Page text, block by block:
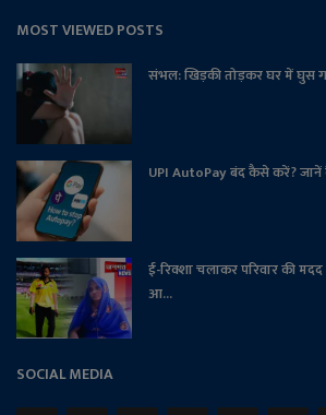
MOST VIEWED POSTS
संभल: खिड़की तोड़कर घर में घुस
UPI AutoPay बंद कैसे करें?
ई-रिक्शा चलाकर परिवार की
आ...
SOCIAL MEDIA